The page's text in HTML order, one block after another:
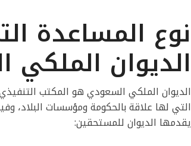
نوع المساعدة
الديوان
الديوان الملكي السعودي هو المكتب
التي لها علاقة بالحكومة ومؤسسات البلاد،
يقدمها الديوان للمستحقين: